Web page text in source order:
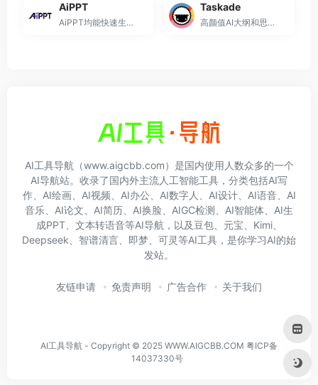
AiPPT
AiPPT均能快速生成符合需求的专业PPT
Taskade
高颜值AI大纲和思维导图生成...
AI工具导航（www.aigcbb.com）是国内使用人数众多的一个
AI导航站。收录了国内外主流人工智能工具，分类包括AI写
作、AI绘画、AI视频、AI办公、AI数字人、AI设计、AI语音、AI
音乐、AI论文、AI简历、AI换脸、AIGC检测、AI智能体、AI生
成PPT、文本转语音等AI导航，以及豆包、元宝、Kimi、
Deepseek、智谱清言、即梦、可灵等AI工具，是你学习AI的始
发站。
友链申请 免责声明 广告合作 关于我们
AI工具导航 - Copyright © 2025 WWW.AIGCBB.COM 粤ICP备
14037330号